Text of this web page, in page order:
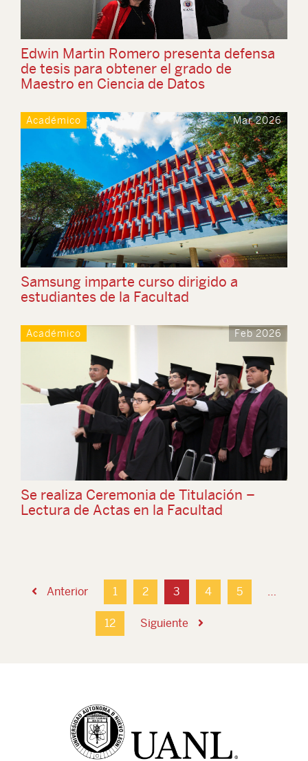
Edwin Martin Romero presenta defensa
de tesis para obtener el grado de
Maestro en Ciencia de Datos
Académico Mar 2026
Samsung imparte curso dirigido a
estudiantes de la Facultad
Académico Feb 2026
Se realiza Ceremonia de Titulación –
Lectura de Actas en la Facultad
Anterior 1 2 3 4 5 …
12 Siguiente